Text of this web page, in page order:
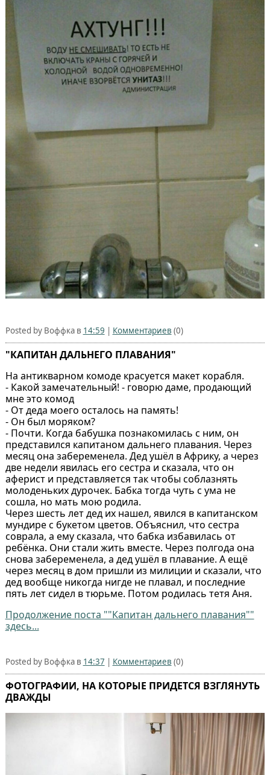
Posted by Воффка в 14:59 | Комментариев (0)
"КАПИТАН ДАЛЬНЕГО ПЛАВАНИЯ"
На антикварном комоде красуется макет корабля.
- Какой замечательный! - говорю даме, продающий
мне это комод
- От деда моего осталось на память!
- Он был моряком?
- Почти. Когда бабушка познакомилась с ним, он
представился капитаном дальнего плавания. Через
месяц она забеременела. Дед ушёл в Африку, а через
две недели явилась его сестра и сказала, что он
аферист и представляется так чтобы соблазнять
молоденьких дурочек. Бабка тогда чуть с ума не
сошла, но мать мою родила.
Через шесть лет дед их нашел, явился в капитанском
мундире с букетом цветов. Объяснил, что сестра
соврала, а ему сказала, что бабка избавилась от
ребёнка. Они стали жить вместе. Через полгода она
снова забеременела, а дед ушёл в плавание. А ещё
через месяц в дом пришли из милиции и сказали, что
дед вообще никогда нигде не плавал, и последние
пять лет сидел в тюрьме. Потом родилась тетя Аня.
Продолжение поста ""Капитан дальнего плавания""
здесь...
Posted by Воффка в 14:37 | Комментариев (0)
ФОТОГРАФИИ, НА КОТОРЫЕ ПРИДЕТСЯ ВЗГЛЯНУТЬ
ДВАЖДЫ